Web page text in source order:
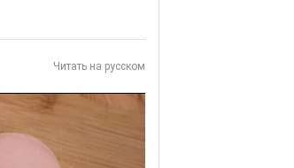
Читать на русском